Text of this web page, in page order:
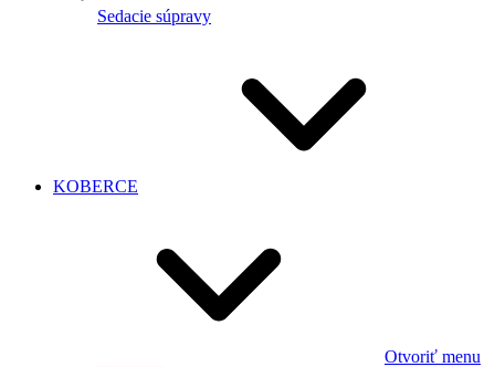
Sedacie súpravy
KOBERCE
Otvoriť menu